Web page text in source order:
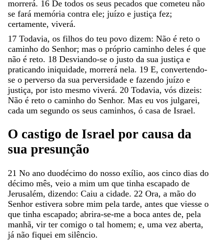
morrerá. 16 De todos os seus pecados que cometeu não
se fará memória contra ele; juízo e justiça fez;
certamente, viverá.
17 Todavia, os filhos do teu povo dizem: Não é reto o
caminho do Senhor; mas o próprio caminho deles é que
não é reto. 18 Desviando-se o justo da sua justiça e
praticando iniquidade, morrerá nela. 19 E, convertendo-
se o perverso da sua perversidade e fazendo juízo e
justiça, por isto mesmo viverá. 20 Todavia, vós dizeis:
Não é reto o caminho do Senhor. Mas eu vos julgarei,
cada um segundo os seus caminhos, ó casa de Israel.
O castigo de Israel por causa da
sua presunção
21 No ano duodécimo do nosso exílio, aos cinco dias do
décimo mês, veio a mim um que tinha escapado de
Jerusalém, dizendo: Caiu a cidade. 22 Ora, a mão do
Senhor estivera sobre mim pela tarde, antes que viesse o
que tinha escapado; abrira-se-me a boca antes de, pela
manhã, vir ter comigo o tal homem; e, uma vez aberta,
já não fiquei em silêncio.